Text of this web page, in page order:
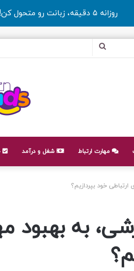
روزانه ۵ دقیقه، زبانت رو متحول کن! چرب زبان منتظرته
جستجو
مهارت ارتباط شغل و درآمد
خود بپردازیم؟
به بهبود